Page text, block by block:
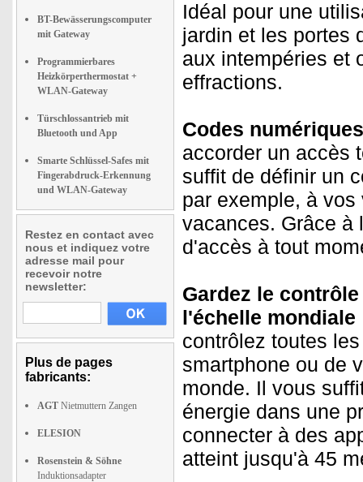
BT-Bewässerungscomputer
mit Gateway
Programmierbares
Heizkörperthermostat +
WLAN-Gateway
Türschlossantrieb mit
Bluetooth und App
Smarte Schlüssel-Safes mit
Fingerabdruck-Erkennung
und WLAN-Gateway
Restez en contact avec
nous et indiquez votre
adresse mail pour
recevoir notre
newsletter:
Plus de pages
fabricants:
AGT Nietmuttern Zangen
ELESION
Rosenstein & Söhne
Induktionsadapter
Idéal pour une
jardin et les portes
aux intempéries et
effractions.
Codes
accorder un accès
suffit de définir un
par exemple, à
vacances. Grâce à
d'accès à tout
Gardez le
l'échelle mondiale
contrôlez toutes
smartphone ou de
monde. Il vous
énergie dans une
connecter à des
atteint jusqu'à 45